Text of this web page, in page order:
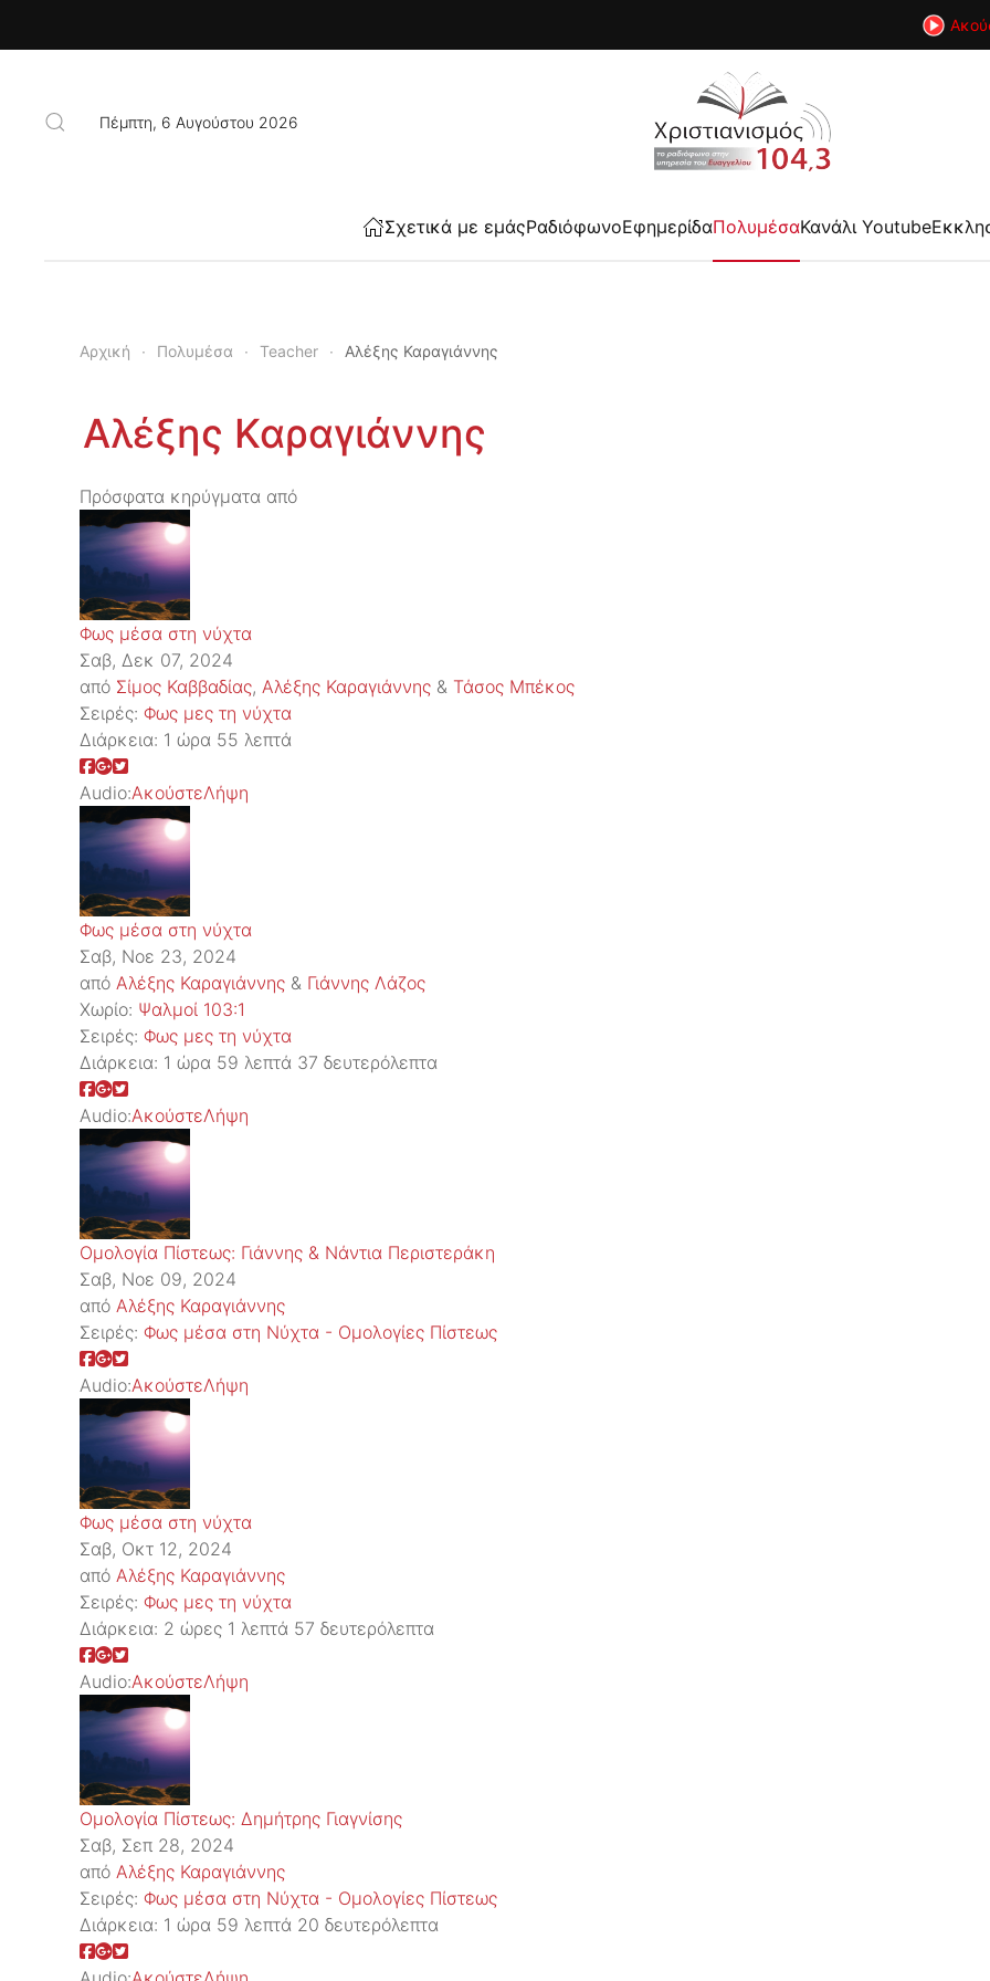
Πέμπτη, 6 Αυγούστου 2026
Σχετικά με εμάςΡαδιόφωνοΕφημερίδαΠολυμέσαΚανάλι Youtube
Αρχική Πολυμέσα Teacher Αλέξης Καραγιάννης
Αλέξης Καραγιάννης
Πρόσφατα κηρύγματα από
Φως μέσα στη νύχτα
Σαβ, Δεκ 07, 2024
από Σίμος Καββαδίας, Αλέξης Καραγιάννης & Τάσος Μπέκος
Σειρές: Φως μες τη νύχτα
Διάρκεια: 1 ώρα 55 λεπτά
Audio:ΑκούστεΛήψη
Φως μέσα στη νύχτα
Σαβ, Νοε 23, 2024
από Αλέξης Καραγιάννης & Γιάννης Λάζος
Χωρίο: Ψαλμοί 103:1
Σειρές: Φως μες τη νύχτα
Διάρκεια: 1 ώρα 59 λεπτά 37 δευτερόλεπτα
Audio:ΑκούστεΛήψη
Ομολογία Πίστεως: Γιάννης & Νάντια Περιστεράκη
Σαβ, Νοε 09, 2024
από Αλέξης Καραγιάννης
Σειρές: Φως μέσα στη Νύχτα - Ομολογίες Πίστεως
Audio:ΑκούστεΛήψη
Φως μέσα στη νύχτα
Σαβ, Οκτ 12, 2024
από Αλέξης Καραγιάννης
Σειρές: Φως μες τη νύχτα
Διάρκεια: 2 ώρες 1 λεπτά 57 δευτερόλεπτα
Audio:ΑκούστεΛήψη
Ομολογία Πίστεως: Δημήτρης Γιαγνίσης
Σαβ, Σεπ 28, 2024
από Αλέξης Καραγιάννης
Σειρές: Φως μέσα στη Νύχτα - Ομολογίες Πίστεως
Διάρκεια: 1 ώρα 59 λεπτά 20 δευτερόλεπτα